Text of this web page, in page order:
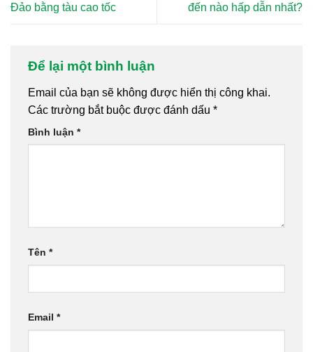
Đảo bằng tàu cao tốc
đến nào hấp dẫn nhất?
Để lại một bình luận
Email của bạn sẽ không được hiển thị công khai.
Các trường bắt buộc được đánh dấu *
Bình luận *
Tên *
Email *